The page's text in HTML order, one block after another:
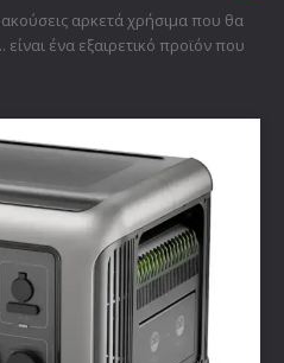
αρκετά χρήσιμα που θα
ένα εξαιρετικό προϊόν που